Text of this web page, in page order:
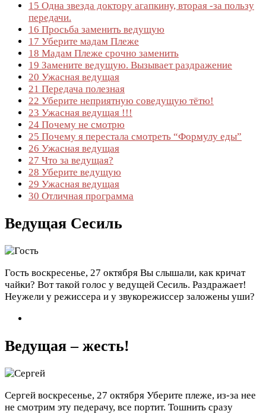
15 Одна звезда доктору агапкину, вторая -за пользу
передачи.
16 Просьба заменить ведущую
17 Уберите мадам Плеже
18 Мадам Плеже срочно заменить
19 Замените ведущую. Вызывает раздражение
20 Ужасная ведущая
21 Передача полезная
22 Уберите неприятную соведущую тётю!
23 Ужасная ведущая !!!
24 Почему не смотрю
25 Почему я перестала смотреть “Формулу еды”
26 Ужасная ведущая
27 Что за ведущая?
28 Уберите ведущую
29 Ужасная ведущая
30 Отличная программа
Ведущая Сесиль
Гость воскресенье, 27 октября Вы слышали, как кричат
чайки? Вот такой голос у ведущей Сесиль. Раздражает!
Неужели у режиссера и у звукорежиссер заложены уши?
Ведущая – жесть!
Сергей воскресенье, 27 октября Уберите плеже, из-за нее
не смотрим эту педерачу, все портит. Тошнить сразу